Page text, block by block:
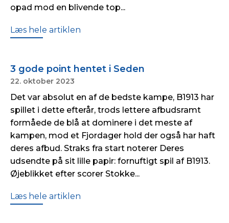
opad mod en blivende top...
Læs hele artiklen
3 gode point hentet i Seden
22. oktober 2023
Det var absolut en af de bedste kampe, B1913 har
spillet i dette efterår, trods lettere afbudsramt
formåede de blå at dominere i det meste af
kampen, mod et Fjordager hold der også har haft
deres afbud. Straks fra start noterer Deres
udsendte på sit lille papir: fornuftigt spil af B1913.
Øjeblikket efter scorer Stokke...
Læs hele artiklen